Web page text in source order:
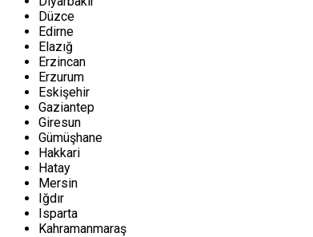
Düzce
Edirne
Elazığ
Erzincan
Erzurum
Eskişehir
Gaziantep
Giresun
Gümüşhane
Hakkari
Hatay
Mersin
Iğdır
Isparta
Kahramanmaraş